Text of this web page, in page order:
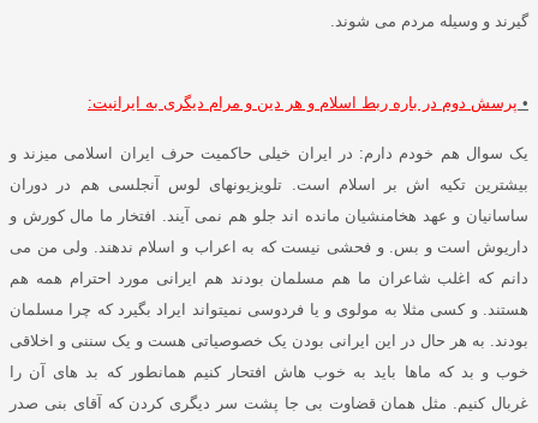
گیرند و وسیله مردم می شوند
• پرسش دوم در باره ربط اسلام و هر دین و مرام دیگری به ایرانیت:
یک سوال هم خودم دارم: در ایران خیلی حاکمیت حرف ایران اسلامی میزند و
بیشترین تکیه اش بر اسلام است
تلویزیونهای لوس آنجلسی هم در دوران
ساسانیان و عهد هخامنشیان مانده اند جلو هم نمی آیند
افتخار ما مال کورش و
داریوش است و بس .و فحشی نیست که به اعراب و اسلام ندهند
ولی من می
دانم که اغلب شاعران ما هم مسلمان بودند هم ایرانی مورد احترام همه هم
هستند
.و کسی مثلا به مولوی و یا فردوسی نمیتواند ایراد بگیرد که چرا مسلمان
بودند
به هر حال در این ایرانی بودن یک خصوصیاتی هست و یک سننی و اخلاقی
خوب و بد که ماها باید به خوب هاش افتحار کنیم همانطور که بد های آن را
غربال کنیم
مثل همان قضاوت بی جا پشت سر دیگری کردن که آقای بنی صدر